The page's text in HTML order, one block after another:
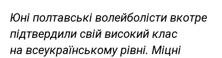
Юні полтавські волейболісти вкотре
підтвердили свій високий клас
на всеукраїнському рівні. Міцні